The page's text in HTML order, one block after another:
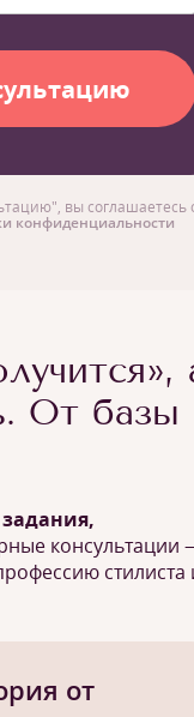
вы соглашаетесь
конфиденциальности
От базы
консультации
стилиста
от